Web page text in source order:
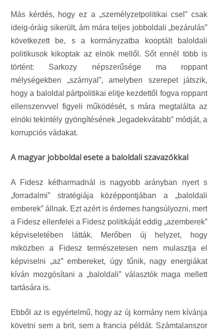
Más kérdés, hogy ez a „személyzetpolitikai csel” csak
ideig-óráig sikerült, ám mára teljes jobboldali „bezárulás”
következett be, s a kormányzatba kooptált baloldali
politikusok kikoptak az elnök mellől. Sőt ennél több is
történt: Sarkozy népszerűsége ma roppant
mélységekben „szárnyal”, amelyben szerepet játszik,
hogy a baloldal pártpolitikai elitje kezdettől fogva roppant
ellenszenvvel figyeli működését, s mára megtalálta az
elnöki tekintély gyöngítésének „legadekvátabb” módját, a
korrupciós vádakat.
A magyar jobboldal esete a baloldali szavazókkal
A Fidesz kétharmadnál is nagyobb arányban nyert s
„forradalmi” stratégiája középpontjában a „baloldali
emberek” állnak. Ezt azért is érdemes hangsúlyozni, mert
a Fidesz ellenfelei a Fidesz politikáját eddig „azemberek”
képviseletében látták. Merőben új helyzet, hogy
miközben a Fidesz természetesen nem mulasztja el
képviselni „az” embereket, úgy tűnik, nagy energiákat
kíván mozgósítani a „baloldali” választók maga mellett
tartására is.
Ebből az is egyértelmű, hogy az új kormány nem kívánja
követni sem a brit, sem a francia példát. Számtalanszor